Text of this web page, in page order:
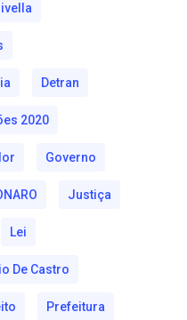
Detran
2020
Governo
Justiça
Lei
De Castro
Prefeitura